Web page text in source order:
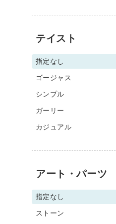
テイスト
指定なし
ゴージャス
シンプル
ガーリー
カジュアル
アート・パーツ
指定なし
ストーン